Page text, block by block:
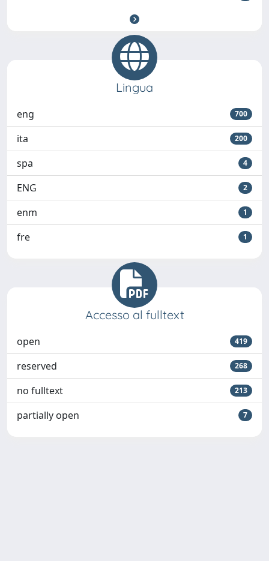
Lingua
eng 700
ita 200
spa 4
ENG 2
enm 1
fre 1
Accesso al fulltext
open 419
reserved 268
no fulltext 213
partially open 7